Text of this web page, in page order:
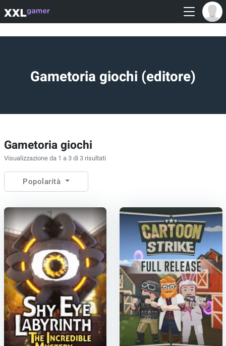
Gametoria giochi (editore)
Gametoria giochi
Visualizzazione da 1 a 3 di 3 risultati
Popolarità